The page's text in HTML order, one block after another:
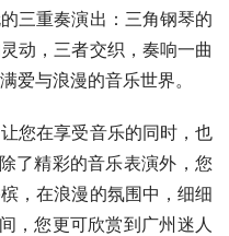
三重奏演出：三角钢琴的
动，三者交织，奏响一曲
爱与浪漫的音乐世界。
您在享受音乐的同时，也
了精彩的音乐表演外，您
，在浪漫的氛围中，细细
，您更可欣赏到广州迷人